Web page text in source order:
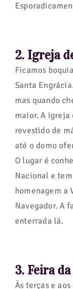
2. Igreja
Ficamos
Santa
mas quando
maior. A
revestido de
até o domo
O lugar é
Nacional e
homenagem a
Navegador. A
enterrada lá.
3. Feira
Às terças e